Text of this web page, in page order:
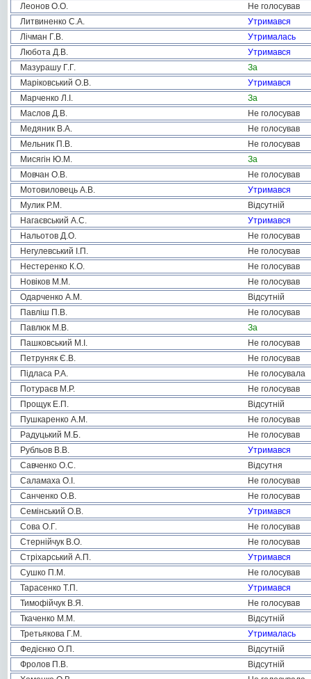
Леонов О.О.
Не голосував
Литвиненко С.А.
Утримався
Лічман Г.В.
Утрималась
Любота Д.В.
Утримався
Мазурашу Г.Г.
За
Маріковський О.В.
Утримався
Марченко Л.І.
За
Маслов Д.В.
Не голосував
Медяник В.А.
Не голосував
Мельник П.В.
Не голосував
Мисягін Ю.М.
За
Мовчан О.В.
Не голосував
Мотовиловець А.В.
Утримався
Мулик Р.М.
Відсутній
Нагаєвський А.С.
Утримався
Нальотов Д.О.
Не голосував
Негулевський І.П.
Не голосував
Нестеренко К.О.
Не голосував
Новіков М.М.
Не голосував
Одарченко А.М.
Відсутній
Павліш П.В.
Не голосував
Павлюк М.В.
За
Пашковський М.І.
Не голосував
Петруняк Є.В.
Не голосував
Підласа Р.А.
Не голосувала
Потураєв М.Р.
Не голосував
Прощук Е.П.
Відсутній
Пушкаренко А.М.
Не голосував
Радуцький М.Б.
Не голосував
Рубльов В.В.
Утримався
Савченко О.С.
Відсутня
Саламаха О.І.
Не голосував
Санченко О.В.
Не голосував
Семінський О.В.
Утримався
Сова О.Г.
Не голосував
Стернійчук В.О.
Не голосував
Стріхарський А.П.
Утримався
Сушко П.М.
Не голосував
Тарасенко Т.П.
Утримався
Тимофійчук В.Я.
Не голосував
Ткаченко М.М.
Відсутній
Третьякова Г.М.
Утрималась
Федієнко О.П.
Відсутній
Фролов П.В.
Відсутній